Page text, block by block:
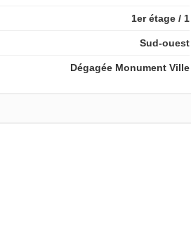
1er étage / 1
Sud-ouest
Dégagée Monument Ville